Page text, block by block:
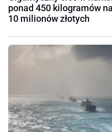
ponad 450 kilogramów
10 milionów złotych